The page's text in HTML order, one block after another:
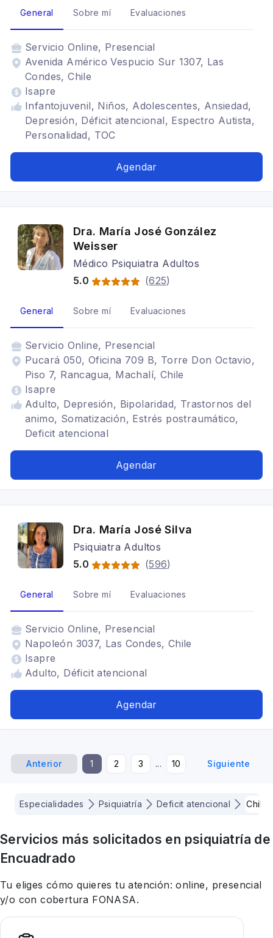
General Sobre mí Evaluaciones
Servicio Online, Presencial
Avenida Américo Vespucio Sur 1307, Las
Condes, Chile
Isapre
Infantojuvenil, Niños, Adolescentes, Ansiedad,
Depresión, Déficit atencional, Espectro Autista,
Personalidad, TOC
Agendar
Dra. María José González
Weisser
Médico Psiquiatra Adultos
5.0
(625)
General Sobre mí Evaluaciones
Servicio Online, Presencial
Pucará 050, Oficina 709 B, Torre Don Octavio,
Piso 7, Rancagua, Machalí, Chile
Isapre
Adulto, Depresión, Bipolaridad, Trastornos del
animo, Somatización, Estrés postraumático,
Deficit atencional
Agendar
Dra. María José Silva
Psiquiatra Adultos
5.0
(596)
General Sobre mí Evaluaciones
Servicio Online, Presencial
Napoleón 3037, Las Condes, Chile
Isapre
Adulto, Déficit atencional
Agendar
Anterior 1 2 3 ... 10 Siguiente
Especialidades Psiquiatría Deficit atencional Chile
Servicios más solicitados en psiquiatría de
Encuadrado
Tu eliges cómo quieres tu atención: online, presencial
y/o con cobertura FONASA.